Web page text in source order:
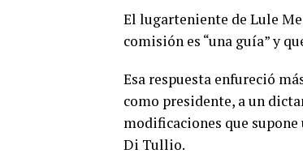
El lugarteniente de Lule
comisión es “una guía” y
Esa respuesta enfureció
como presidente, a un
modificaciones que
Di Tullio.